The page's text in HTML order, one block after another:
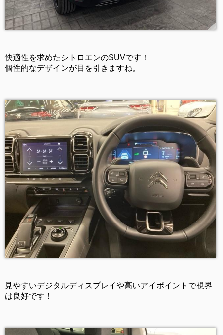
快適性を求めたシトロエンのSUVです！
個性的なデザインが目を引きますね。
見やすいデジタルディスプレイや高いアイポイントで視界
は良好です！